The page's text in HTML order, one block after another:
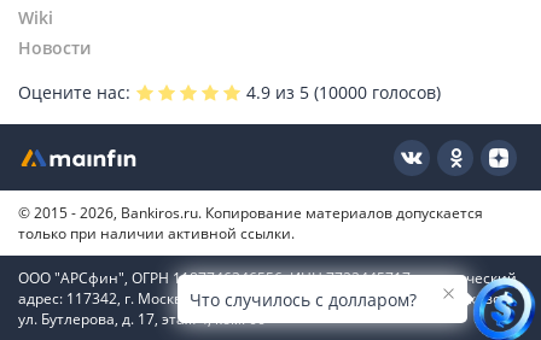
Wiki
Новости
Оцените нас:
4.9 из 5 (10000 голосов)
© 2015 - 2026, Bankiros.ru. Копирование материалов допускается
только при наличии активной ссылки.
ООО "АРСфин", ОГРН 1187746346556, ИНН 7722445717, юридический
адрес: 117342, г. Москва, вн. тер. г. муниципальный округ Коньково,
ул. Бутлерова, д. 17, этаж 4, ком. 66
Что случилось с долларом?